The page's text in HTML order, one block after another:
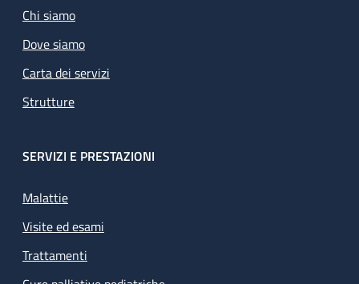
Chi siamo
Dove siamo
Carta dei servizi
Strutture
SERVIZI E PRESTAZIONI
Malattie
Visite ed esami
Trattamenti